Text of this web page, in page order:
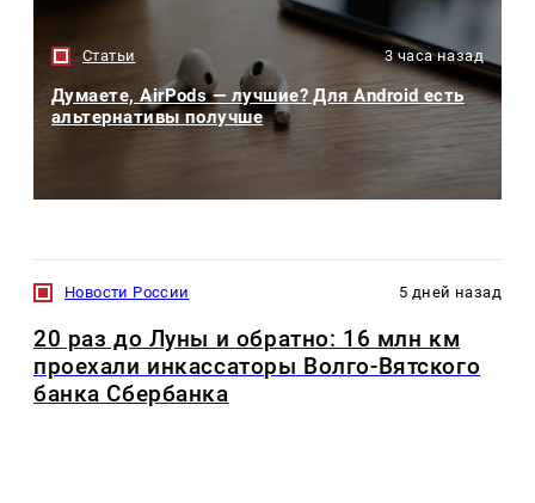
Статьи 3 часа назад
Думаете, AirPods — лучшие? Для Android есть
альтернативы получше
Новости России 5 дней назад
20 раз до Луны и обратно: 16 млн км
проехали инкассаторы Волго-Вятского
банка Сбербанка